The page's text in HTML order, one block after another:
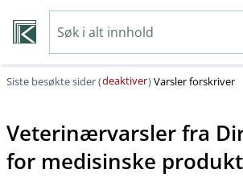
Siste besøkte sider (deaktiver)Varsler forskriver
Veterinærvarsler fra
for medisinske